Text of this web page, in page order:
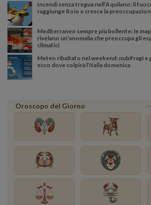
Incendi senza tregua nell’Aquilano: il
raggiunge Roio e cresce la
Mediterraneo sempre più bollente: le
rivelano un'anomalia che preoccupa gli
climatici
Meteo ribaltato nel weekend: nubifragi e
ecco dove colpirà l’Italia domenica
Oroscopo del Giorno